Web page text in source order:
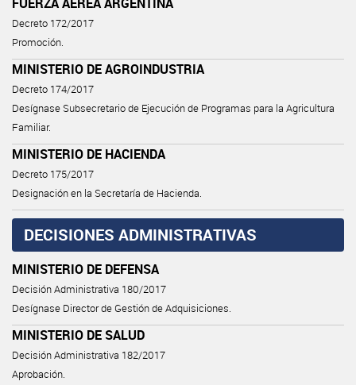
Decreto 172/2017
Promoción.
MINISTERIO DE AGROINDUSTRIA
Decreto 174/2017
Desígnase Subsecretario de Ejecución de Programas para la Agricultura
Familiar.
MINISTERIO DE HACIENDA
Decreto 175/2017
Designación en la Secretaría de Hacienda.
DECISIONES ADMINISTRATIVAS
MINISTERIO DE DEFENSA
Decisión Administrativa 180/2017
Desígnase Director de Gestión de Adquisiciones.
MINISTERIO DE SALUD
Decisión Administrativa 182/2017
Aprobación.